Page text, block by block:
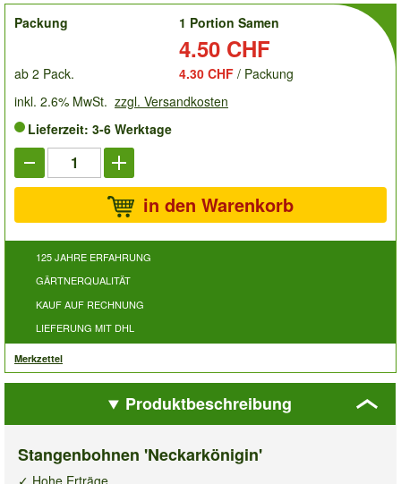
order
Packung
1 Portion Samen
4.50 CHF
ab 2 Pack. 4.30 CHF / Packung
inkl. 2.6% MwSt. zzgl. Versandkosten
Lieferzeit: 3-6 Werktage
in den Warenkorb
125 JAHRE ERFAHRUNG
GÄRTNERQUALITÄT
KAUF AUF RECHNUNG
LIEFERUNG MIT DHL
Merkzettel
Produktbeschreibung
Stangenbohnen 'Neckarkönigin'